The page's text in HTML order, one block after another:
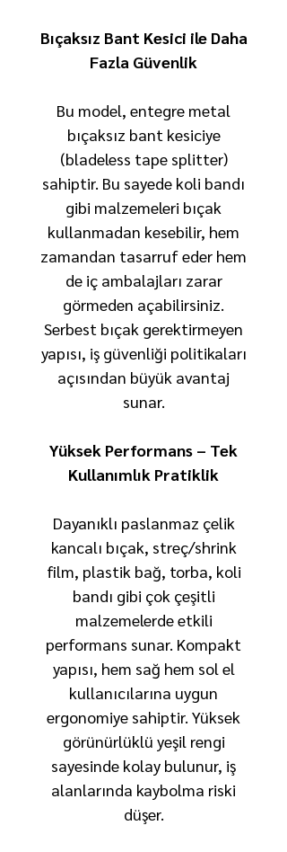
Bıçaksız Bant Kesici ile Daha
Fazla Güvenlik
Bu model, entegre metal
bıçaksız bant kesiciye
(bladeless tape splitter)
sahiptir. Bu sayede koli bandı
gibi malzemeleri bıçak
kullanmadan kesebilir, hem
zamandan tasarruf eder hem
de iç ambalajları zarar
görmeden açabilirsiniz.
Serbest bıçak gerektirmeyen
yapısı, iş güvenliği politikaları
açısından büyük avantaj
sunar.
Yüksek Performans – Tek
Kullanımlık Pratiklik
Dayanıklı paslanmaz çelik
kancalı bıçak, streç/shrink
film, plastik bağ, torba, koli
bandı gibi çok çeşitli
malzemelerde etkili
performans sunar. Kompakt
yapısı, hem sağ hem sol el
kullanıcılarına uygun
ergonomiye sahiptir. Yüksek
görünürlüklü yeşil rengi
sayesinde kolay bulunur, iş
alanlarında kaybolma riski
düşer.